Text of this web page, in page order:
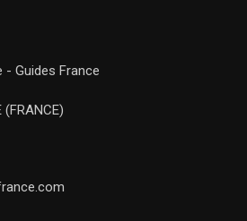
- Guides France
(FRANCE)